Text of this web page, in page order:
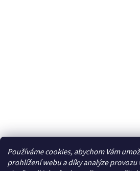
Používáme cookies, abychom Vám
prohlížení webu a díky analýze provozu
Facebook